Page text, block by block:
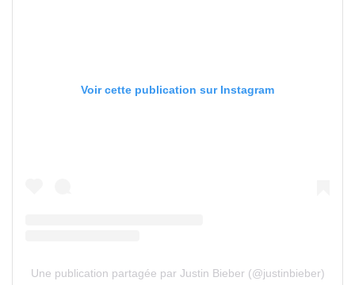
Voir cette publication sur Instagram
Une publication partagée par Justin Bieber (@justinbieber)